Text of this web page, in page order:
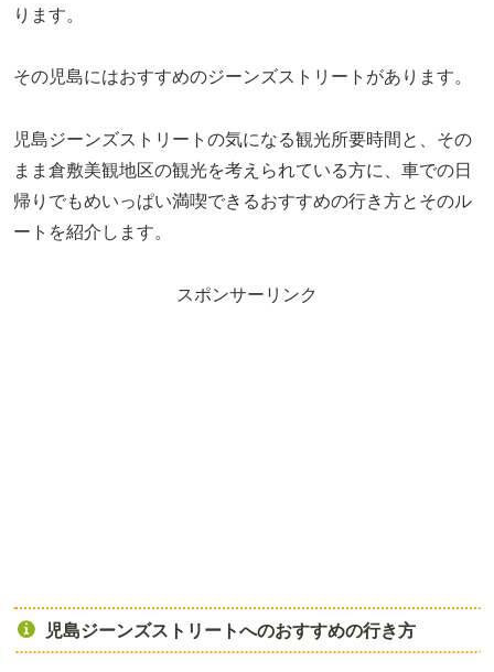
ります。
その児島にはおすすめのジーンズストリートがあります。
児島ジーンズストリートの気になる観光所要時間と、その
まま倉敷美観地区の観光を考えられている方に、車での日
帰りでもめいっぱい満喫できるおすすめの行き方とそのル
ートを紹介します。
スポンサーリンク
児島ジーンズストリートへのおすすめの行き方